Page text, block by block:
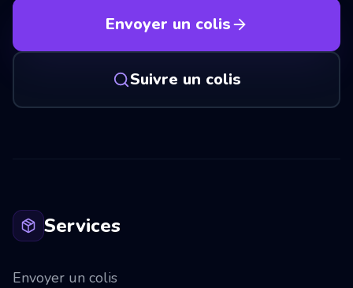
Envoyer un colis
Suivre un colis
Services
Envoyer un colis